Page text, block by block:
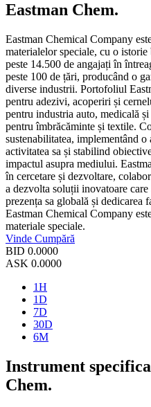
Eastman Chem.
Eastman Chemical Company
materialelor speciale, cu o
peste 14.500 de angajați în
peste 100 de țări, producând o
diverse industrii. Portofoliul
pentru adezivi, acoperiri și
pentru industria auto, medicală
pentru îmbrăcăminte și textile.
sustenabilitatea, implementând
activitatea sa și stabilind
impactul asupra mediului.
în cercetare și dezvoltare,
a dezvolta soluții inovatoare
prezența sa globală și dedicarea
Eastman Chemical Company
materiale speciale.
Vinde Cumpără
BID 0.0000
ASK 0.0000
1H
1D
7D
30D
6M
Instrument
Chem.